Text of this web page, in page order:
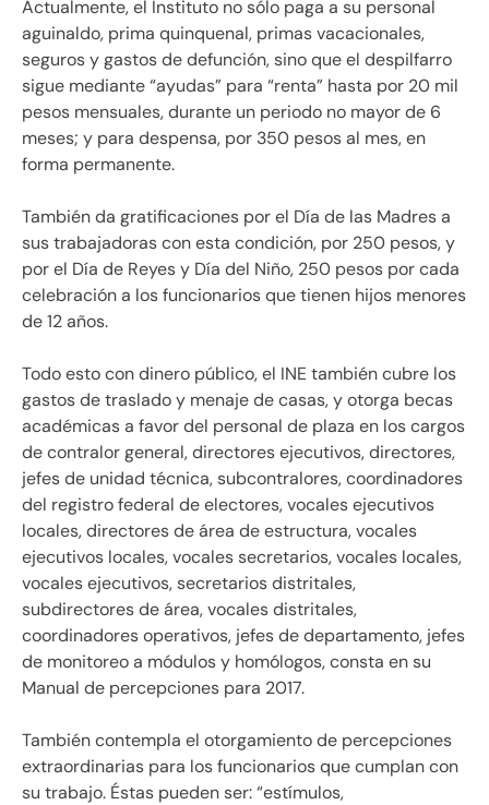
Actualmente, el Instituto no sólo paga a su personal
aguinaldo, prima quinquenal, primas vacacionales,
seguros y gastos de defunción, sino que el despilfarro
sigue mediante “ayudas” para “renta” hasta por 20 mil
pesos mensuales, durante un periodo no mayor de 6
meses; y para despensa, por 350 pesos al mes, en
forma permanente.
También da gratificaciones por el Día de las Madres a
sus trabajadoras con esta condición, por 250 pesos, y
por el Día de Reyes y Día del Niño, 250 pesos por cada
celebración a los funcionarios que tienen hijos menores
de 12 años.
Todo esto con dinero público, el INE también cubre los
gastos de traslado y menaje de casas, y otorga becas
académicas a favor del personal de plaza en los cargos
de contralor general, directores ejecutivos, directores,
jefes de unidad técnica, subcontralores, coordinadores
del registro federal de electores, vocales ejecutivos
locales, directores de área de estructura, vocales
ejecutivos locales, vocales secretarios, vocales locales,
vocales ejecutivos, secretarios distritales,
subdirectores de área, vocales distritales,
coordinadores operativos, jefes de departamento, jefes
de monitoreo a módulos y homólogos, consta en su
Manual de percepciones para 2017.
También contempla el otorgamiento de percepciones
extraordinarias para los funcionarios que cumplan con
su trabajo. Éstas pueden ser: “estímulos,